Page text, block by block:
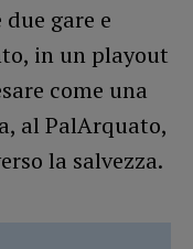
gare e
in un playout
come una
al PalArquato,
la salvezza.